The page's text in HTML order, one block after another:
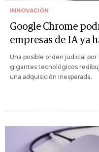
INNOVACIÓN
Google Chrome
empresas de IA ya
Una posible orden judicial
gigantes tecnológicos
una adquisición inesperada.